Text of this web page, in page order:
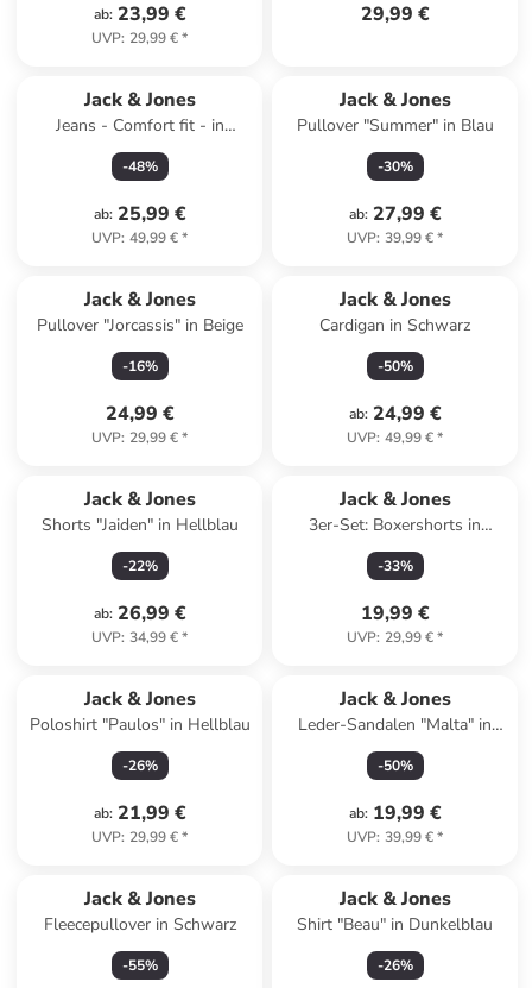
ab: 23,99 €
UVP: 29,99 €*
29,99 €
Jack & Jones
Jeans - Comfort fit - in
Hellblau
-48%
ab: 25,99 €
UVP: 49,99 €*
Jack & Jones
Pullover "Summer" in Blau
-30%
ab: 27,99 €
UVP: 39,99 €*
Jack & Jones
Pullover "Jorcassis" in Beige
-16%
24,99 €
UVP: 29,99 €*
Jack & Jones
Cardigan in Schwarz
-50%
ab: 24,99 €
UVP: 49,99 €*
Jack & Jones
Shorts "Jaiden" in Hellblau
-22%
ab: 26,99 €
UVP: 34,99 €*
Jack & Jones
3er-Set: Boxershorts in
Hellblau/ Türkis/ Schwarz
-33%
19,99 €
UVP: 29,99 €*
Jack & Jones
Poloshirt "Paulos" in Hellblau
-26%
ab: 21,99 €
UVP: 29,99 €*
Jack & Jones
Leder-Sandalen "Malta" in
Hellbraun
-50%
ab: 19,99 €
UVP: 39,99 €*
Jack & Jones
Fleecepullover in Schwarz
-55%
Jack & Jones
Shirt "Beau" in Dunkelblau
-26%